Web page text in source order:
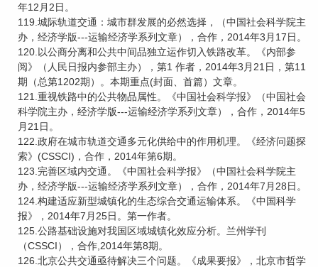
年12月2日。
119.城际轨道交通：城市群发展的必然选择，（中国社会科学院主
办，经济学版---运输经济学系列文章），合作，2014年3月17日。
120.以公商分离和公共中间品独立运作切入铁路改革。《内部参
阅》（人民日报内参部主办），第1 作者，2014年3月21日，第11
期（总第1202期）。本期重点(封面、首篇）文章。
121.重视铁路中的公共物品属性。《中国社会科学报》（中国社会
科学院主办，经济学版---运输经济学系列文章），合作，2014年5
月21日。
122.政府在城市轨道交通多元化供给中的作用机理。《经济问题探
索》(CSSCI)，合作，2014年第6期。
123.完善区域内交通。《中国社会科学报》（中国社会科学院主
办，经济学版---运输经济学系列文章），合作，2014年7月28日。
124.构建适应新型城镇化的生态综合交通运输体系。《中国科学
报》，2014年7月25日。第一作者。
125.公路基础设施对我国区域城镇化效应分析。兰州学刊
（CSSCI），合作,2014年第8期。
126.北京公共交通亟待解决三个问题。《成果要报》，北京市哲学